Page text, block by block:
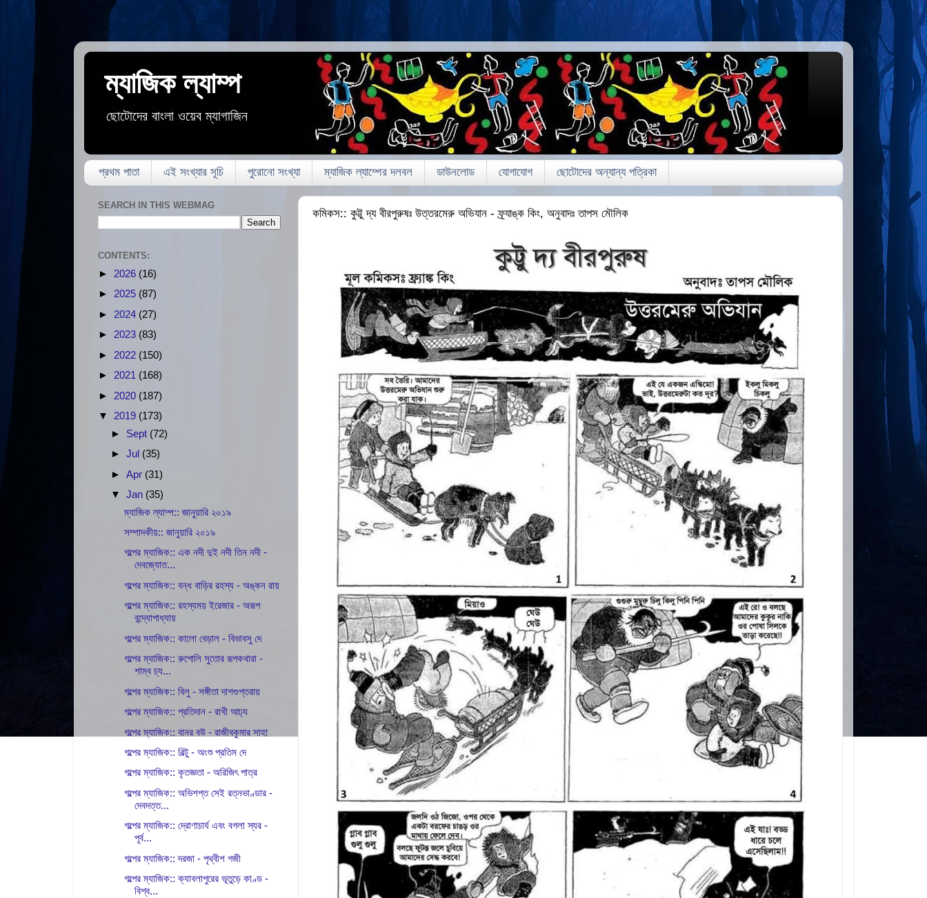
ম্যাজিক ল্যাম্প
ছোটোদের বাংলা ওয়েব ম্যাগাজিন
প্রথম পাতা এই সংখ্যার সূচি পুরোনো সংখ্যা ম্যাজিক ল্যাম্পের দলবল ডাউনলোড যোগাযোগ ছোটোদের অন্যান্য পত্রিকা
কমিকস:: কুট্টু দ্য বীরপুরুষঃ উত্তরমেরু অভিযান - ফ্র্যাঙ্ক কিং, অনুবাদঃ তাপস মৌলিক
SEARCH IN THIS WEBMAG
CONTENTS:
► 2026 (16)
► 2025 (87)
► 2024 (27)
► 2023 (83)
► 2022 (150)
► 2021 (168)
► 2020 (187)
▼ 2019 (173)
► Sept (72)
►Jul (35)
►Apr (31)
▼Jan (35)
ম্যাজিক ল্যাম্প:: জানুয়ারি ২০১৯
সম্পাদকীয়:: জানুয়ারি ২০১৯
গল্পের ম্যাজিক:: এক নদী দুই নদী তিন নদী -
দেবজ্যোত...
গল্পের ম্যাজিক:: বন্ধ বাড়ির রহস্য - অঙ্কন রায়
গল্পের ম্যাজিক:: রহস্যময় ইরেজার - অরূপ
বন্দ্যোপাধ্যায়
গল্পের ম্যাজিক:: কালো বেড়াল - বিভাবসু দে
গল্পের ম্যাজিক:: রুপোলি সুতোর রূপকথারা -
শাম্ব চ্য...
গল্পের ম্যাজিক:: বিলু - সঙ্গীতা দাশগুপ্তরায়
গল্পের ম্যাজিক:: প্রতিদান - রাখী আঢ্য
গল্পের ম্যাজিক:: বানর বউ - রাজীবকুমার সাহা
গল্পের ম্যাজিক:: বিল্টু - অংশু প্রতিম দে
গল্পের ম্যাজিক:: কৃতজ্ঞতা - অরিজিৎ পাত্র
গল্পের ম্যাজিক:: অভিশপ্ত সেই রত্নভাণ্ডার -
দেবদত্ত...
গল্পের ম্যাজিক:: দ্রোণাচার্য এবং বগলা স্যর -
পূর্ব...
গল্পের ম্যাজিক:: দরজা - পৃথ্বীশ গজী
গল্পের ম্যাজিক:: ক্যাবলাপুরের ভূতুড়ে কাণ্ড -
বিশ্ব...